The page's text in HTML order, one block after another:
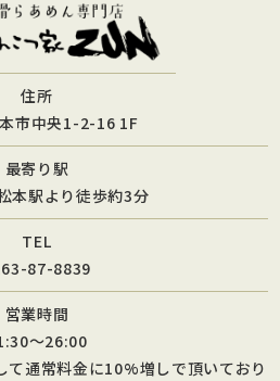
住所
市中央1-2-16 1F
最寄り駅
本駅より徒歩約3分
TEL
87-8839
営業時間
～26:00
通常料金に10%増しで頂いており